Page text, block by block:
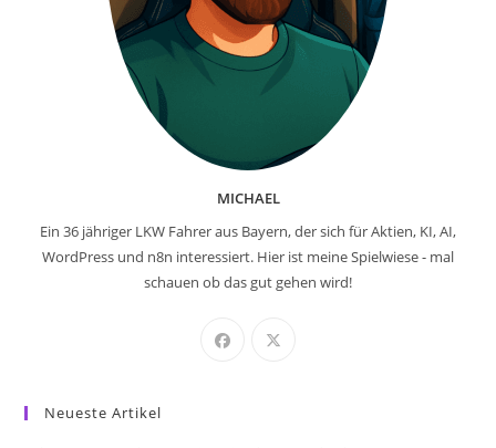
MICHAEL
Ein 36 jähriger LKW Fahrer aus Bayern, der sich für Aktien, KI, AI,
WordPress und n8n interessiert. Hier ist meine Spielwiese - mal
schauen ob das gut gehen wird!
Neueste Artikel